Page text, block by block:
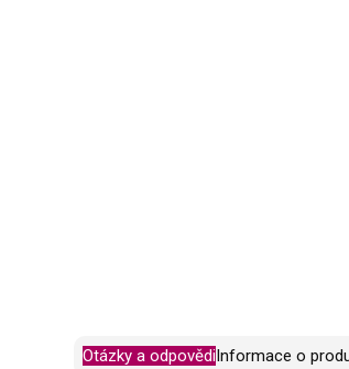
Otázky a odpovědiInformace o